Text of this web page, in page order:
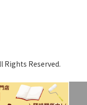
Rights Reserved.